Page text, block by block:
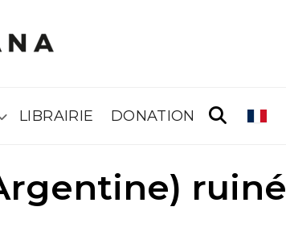
Submenú
LIBRAIRIE DONATION
ruiné